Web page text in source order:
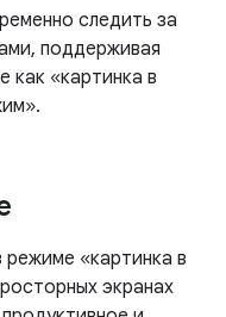
следить за
поддерживая
как «картинка в
«картинка в
экранах